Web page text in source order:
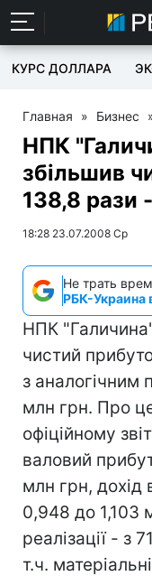
КУРС ДОЛЛАРА
Главная » Бизнес
НПК
збільшив
138,8 рази
18:28 23.07.2008 Ср
Не трать
РБК-Украина
НПК
чистий
з
млн грн. Про
офіційному
валовий
млн грн, дохід
0,948 до 1,103
реалізації - з
т.ч.